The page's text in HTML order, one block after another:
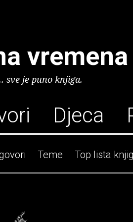
vremena
sve je puno knjiga.
Djeca
Teme Top lista